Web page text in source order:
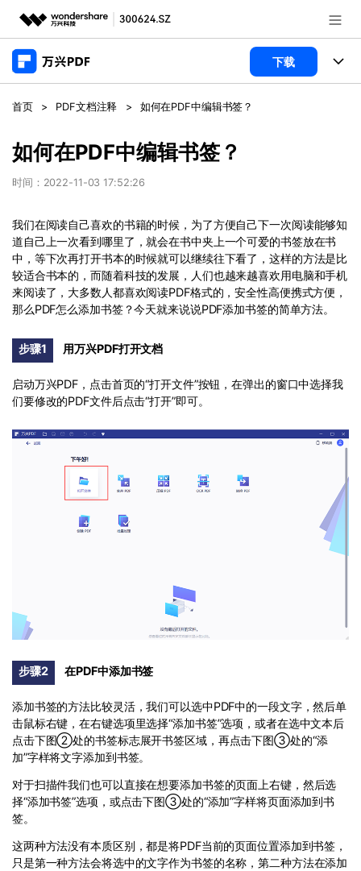
推荐产品
政企服务
新闻中心
关于万兴
加入我们
帮助中心
下载
产品
桌面端
万兴PDF Windows版
移动端
万兴PDF 安卓版
万兴PDF iOS版
PDF开发工具
万兴PDF SDK
功能
PDF新功能
PDF合并工具
PDF转换器
PDF文件压缩
PDF签名
PDF提取页面
PDF页面调整
PDF OCR
商业合作
学校&教育
企业采购
经销商招募
帮助中心
产品支持
用户指南
常见问题
产品信息
更新日志
01.热门软件
02.转换PDF
查看更多 >
登录 立即购买
首页 > PDF文档注释 > 如何在PDF中编辑书签？
如何在PDF中编辑书签？
时间：2022-11-03 17:52:26
我们在阅读自己喜欢的书籍的时候，为了方便自己下一次阅读能够知
道自己上一次看到哪里了，就会在书中夹上一个可爱的书签放在书
中，等下次再打开书本的时候就可以继续往下看了，这样的方法是比
较适合书本的，而随着科技的发展，人们也越来越喜欢用电脑和手机
来阅读了，大多数人都喜欢阅读PDF格式的，安全性高便携式方便，
那么PDF怎么添加书签？今天就来说说PDF添加书签的简单方法。
步骤1 用万兴PDF打开文档
启动万兴PDF，点击首页的“打开文件”按钮，在弹出的窗口中选择我
们要修改的PDF文件后点击“打开”即可。
步骤2 在PDF中添加书签
添加书签的方法比较灵活，我们可以选中PDF中的一段文字，然后单
击鼠标右键，在右键选项里选择“添加书签”选项，或者在选中文本后
点击下图②处的书签标志展开书签区域，再点击下图③处的“添
加”字样将文字添加到书签。
对于扫描件我们也可以直接在想要添加书签的页面上右键，然后选
择“添加书签”选项，或点击下图③处的“添加”字样将页面添加到书
签。
这两种方法没有本质区别，都是将PDF当前的页面位置添加到书签，
只是第一种方法会将选中的文字作为书签的名称，第二种方法在添加